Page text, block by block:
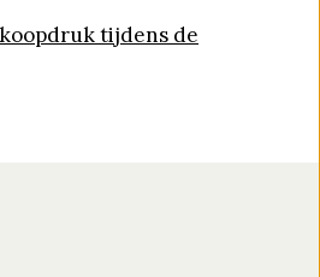
tijdens de